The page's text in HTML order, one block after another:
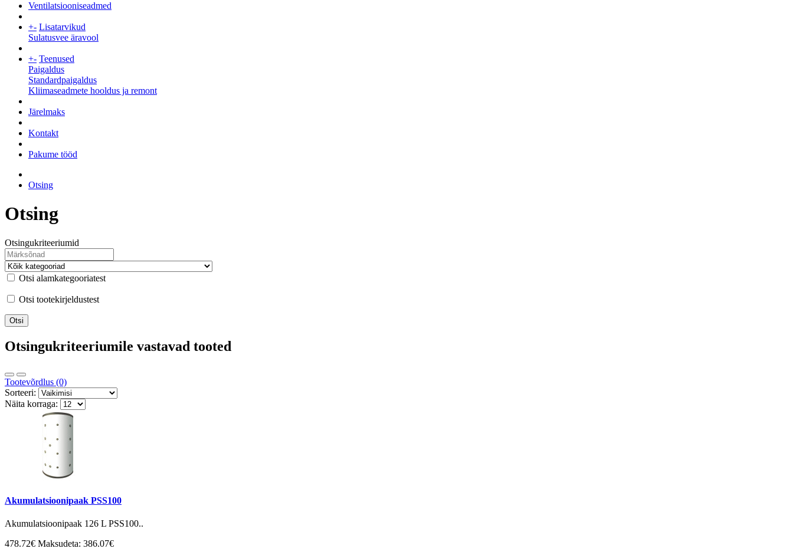
Ventilatsiooniseadmed
+- Lisatarvikud
Sulatusvee äravool
+- Teenused
Paigaldus
Standardpaigaldus
Kliimaseadmete hooldus ja remont
Järelmaks
Kontakt
Pakume tööd
Otsing
Otsing
Otsingukriteeriumid
Otsi alamkategooriatest
Otsi tootekirjeldustest
Otsingukriteeriumile vastavad tooted
Tootevõrdlus (0)
Sorteeri:
Näita korraga:
Akumulatsioonipaak PSS100
Akumulatsioonipaak 126 L PSS100..
478.72€ Maksudeta: 386.07€